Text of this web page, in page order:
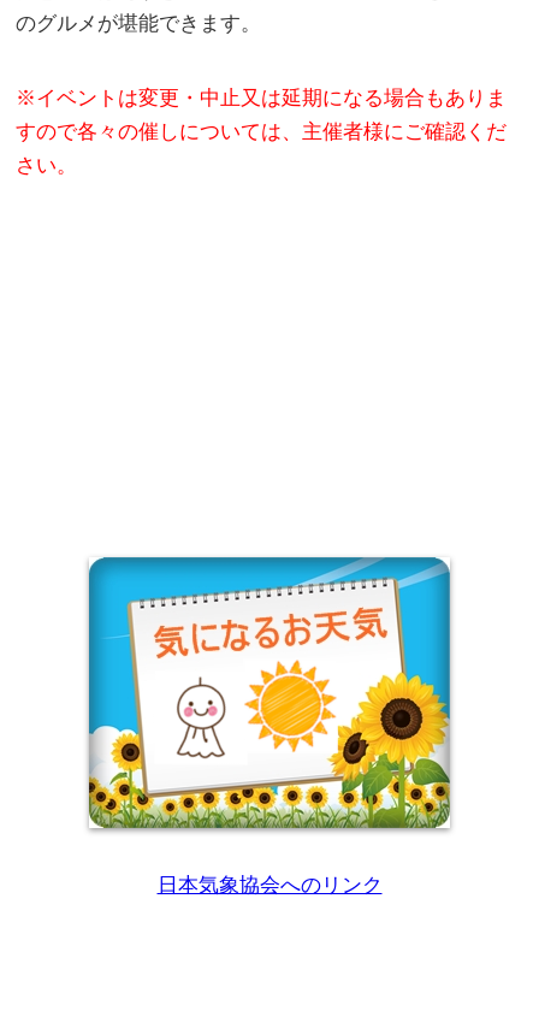
のグルメが堪能できます。
※イベントは変更・中止又は延期になる場合もありま
すので各々の催しについては、主催者様にご確認くだ
さい。
日本気象協会へのリンク